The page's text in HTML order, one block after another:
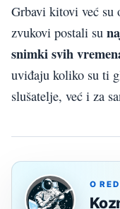
Grbavi kitovi već su
zvukovi postali su
snimki svih
uviđaju koliko su ti
slušatelje, već i za
O